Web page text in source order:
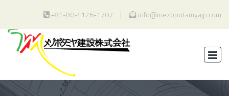
+81-80-4126-1707 info@mezopotamyajp.com